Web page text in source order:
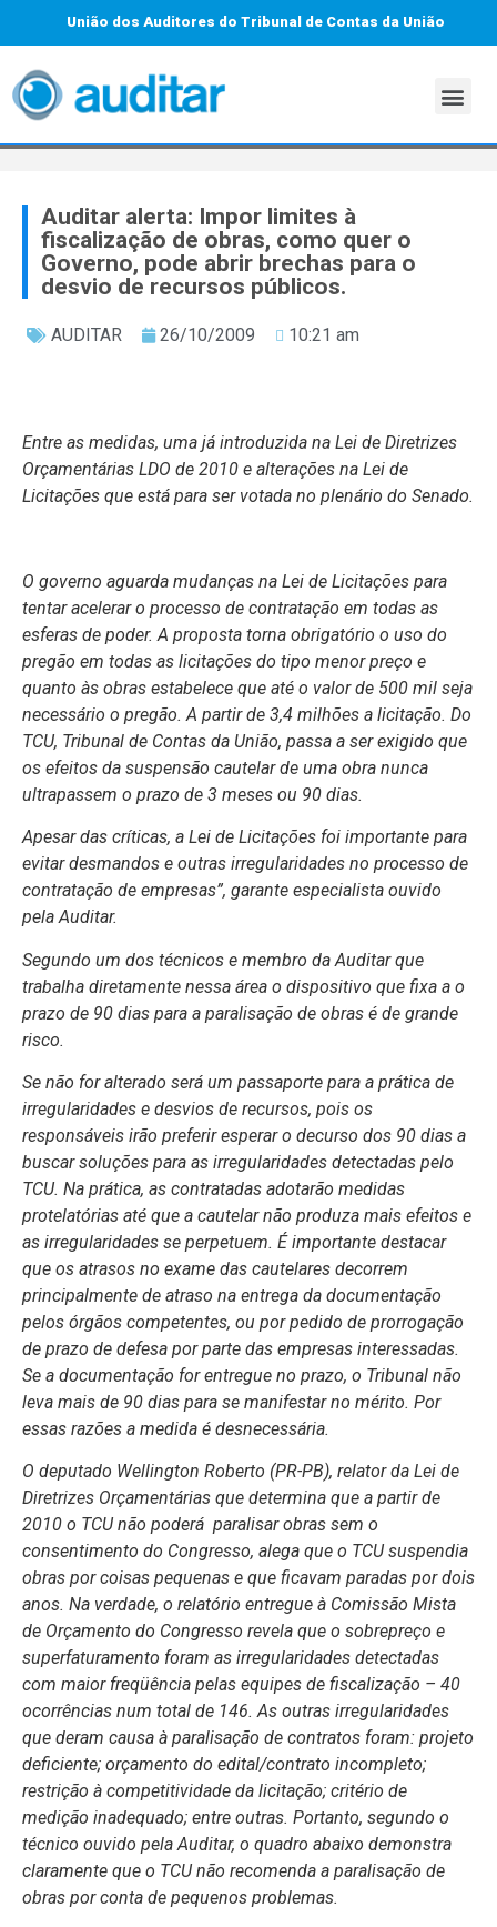
União dos Auditores do Tribunal de Contas da União
Auditar alerta: Impor limites à
fiscalização de obras, como quer o
Governo, pode abrir brechas para o
desvio de recursos públicos.
AUDITAR 26/10/2009 10:21 am
Entre as medidas, uma já introduzida na Lei de Diretrizes
Orçamentárias LDO de 2010 e alterações na Lei de
Licitações que está para ser votada no plenário do Senado.
O governo aguarda mudanças na Lei de Licitações para
tentar acelerar o processo de contratação em todas as
esferas de poder. A proposta torna obrigatório o uso do
pregão em todas as licitações do tipo menor preço e
quanto às obras estabelece que até o valor de 500 mil seja
necessário o pregão. A partir de 3,4 milhões a licitação. Do
TCU, Tribunal de Contas da União, passa a ser exigido que
os efeitos da suspensão cautelar de uma obra nunca
ultrapassem o prazo de 3 meses ou 90 dias.
Apesar das críticas, a Lei de Licitações foi importante para
evitar desmandos e outras irregularidades no processo de
contratação de empresas”, garante especialista ouvido
pela Auditar.
Segundo um dos técnicos e membro da Auditar que
trabalha diretamente nessa área o dispositivo que fixa a o
prazo de 90 dias para a paralisação de obras é de grande
risco.
Se não for alterado será um passaporte para a prática de
irregularidades e desvios de recursos, pois os
responsáveis irão preferir esperar o decurso dos 90 dias a
buscar soluções para as irregularidades detectadas pelo
TCU. Na prática, as contratadas adotarão medidas
protelatórias até que a cautelar não produza mais efeitos e
as irregularidades se perpetuem. É importante destacar
que os atrasos no exame das cautelares decorrem
principalmente de atraso na entrega da documentação
pelos órgãos competentes, ou por pedido de prorrogação
de prazo de defesa por parte das empresas interessadas.
Se a documentação for entregue no prazo, o Tribunal não
leva mais de 90 dias para se manifestar no mérito. Por
essas razões a medida é desnecessária.
O deputado Wellington Roberto (PR-PB), relator da Lei de
Diretrizes Orçamentárias que determina que a partir de
2010 o TCU não poderá paralisar obras sem o
consentimento do Congresso, alega que o TCU suspendia
obras por coisas pequenas e que ficavam paradas por dois
anos. Na verdade, o relatório entregue à Comissão Mista
de Orçamento do Congresso revela que o sobrepreço e
superfaturamento foram as irregularidades detectadas
com maior freqüência pelas equipes de fiscalização – 40
ocorrências num total de 146. As outras irregularidades
que deram causa à paralisação de contratos foram: projeto
deficiente; orçamento do edital/contrato incompleto;
restrição à competitividade da licitação; critério de
medição inadequado; entre outras. Portanto, segundo o
técnico ouvido pela Auditar, o quadro abaixo demonstra
claramente que o TCU não recomenda a paralisação de
obras por conta de pequenos problemas.